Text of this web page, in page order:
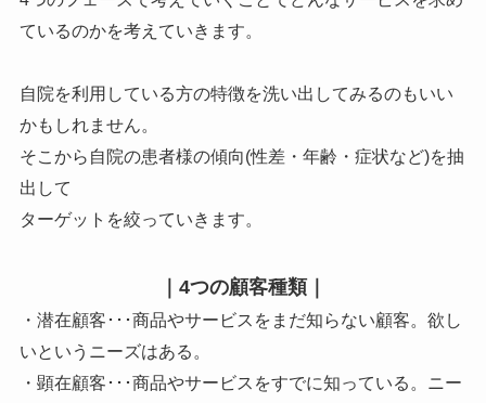
ているのかを考えていきます。
自院を利用している方の特徴を洗い出してみるのもいい
かもしれません。
そこから自院の患者様の傾向(性差・年齢・症状など)を抽
出して
ターゲットを絞っていきます。
｜4つの顧客種類｜
・潜在顧客･･･商品やサービスをまだ知らない顧客。欲し
いというニーズはある。
・顕在顧客･･･商品やサービスをすでに知っている。ニー